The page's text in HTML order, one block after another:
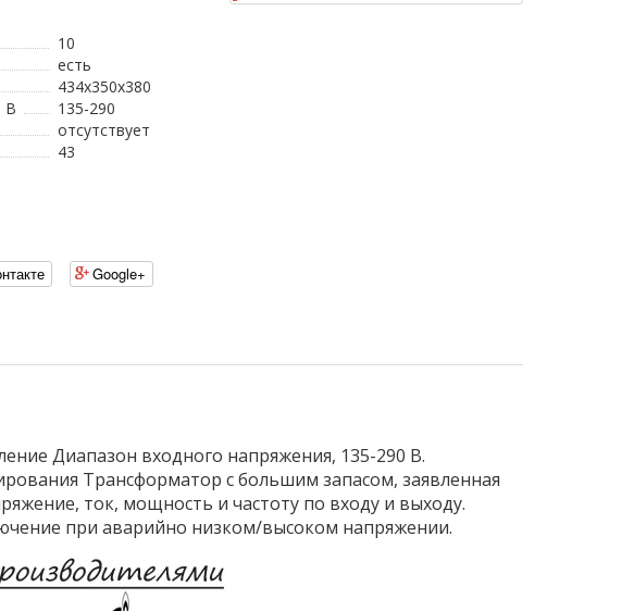
10
есть
434х350х380
В
135-290
отсутствует
43
Google+
Диапазон входного напряжения, 135-290 В.
Трансформатор с большим запасом, заявленная
ток, мощность и частоту по входу и выходу.
при аварийно низком/высоком напряжении.